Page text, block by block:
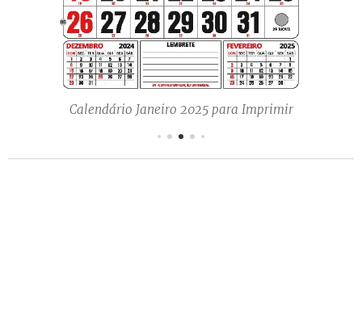
Calendário Janeiro 2025 para Imprimir